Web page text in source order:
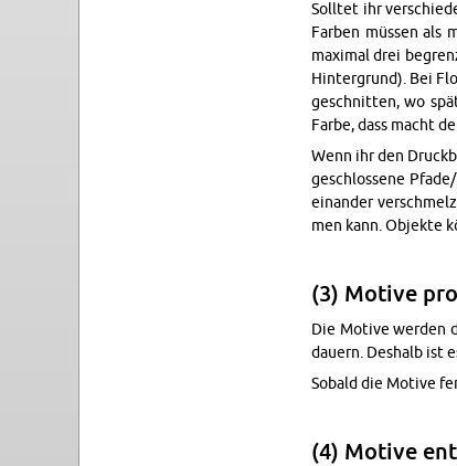
Soll­tet ihr
Far­ben müs­sen als
ma­xi­mal drei
Hin­ter­grund). Bei
ge­schnit­ten, wo
Farbe, dass macht
Wenn ihr den
ge­schlos­se­ne
ein­an­der
men kann. Ob­jek­te
(3) Mo­ti­ve
Die Mo­ti­ve wer­den
dau­ern. Des­halb ist
So­bald die Mo­ti­ve
(4) Mo­ti­ve